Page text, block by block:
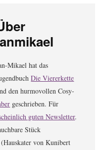
Mikael hat das
Die Viererkette
den hurmovollen Cosy-
geschrieben. Für
guten Newsletter.
Stück
von Kunibert